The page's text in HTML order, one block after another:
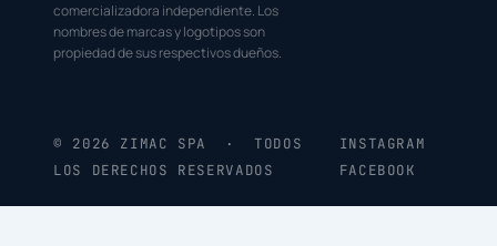
comercializadora independiente. Los
nombres de marcas y logotipos son
propiedad de sus respectivos dueños.
© 2026 ZIMAC SPA · TODOS
LOS DERECHOS RESERVADOS
INSTAGRAM
FACEBOOK